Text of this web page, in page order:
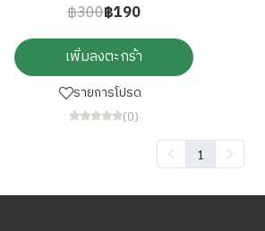
฿300฿190
เพิ่มลงตะกร้า
รายการโปรด
(0)
1